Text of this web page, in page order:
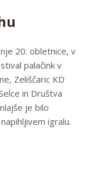
20. obletnice, v
palačink v
Zeliščaric KD
in Društva
je bilo
igralu.